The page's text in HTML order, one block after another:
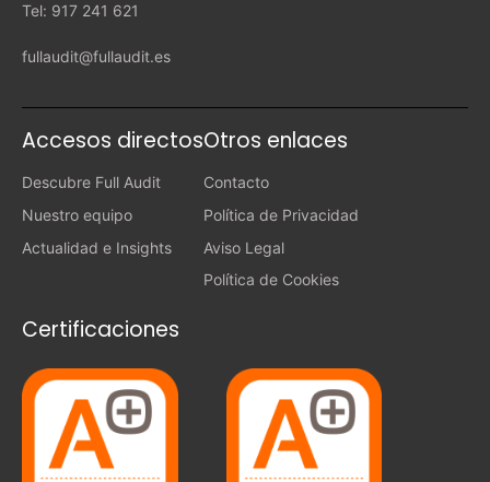
Tel: 917 241 621
fullaudit@fullaudit.es
Accesos directos
Descubre Full Audit
Nuestro equipo
Actualidad e Insights
Otros enlaces
Contacto
Política de Privacidad
Aviso Legal
Política de Cookies
Certificaciones